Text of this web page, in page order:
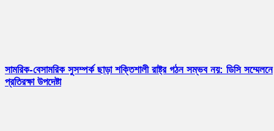
সামরিক-বেসামরিক সুসম্পর্ক ছাড়া শক্তিশালী রাষ্ট্র গঠন সম্ভব নয়: ডিসি সম্মেলনে
প্রতিরক্ষা উপদেষ্টা